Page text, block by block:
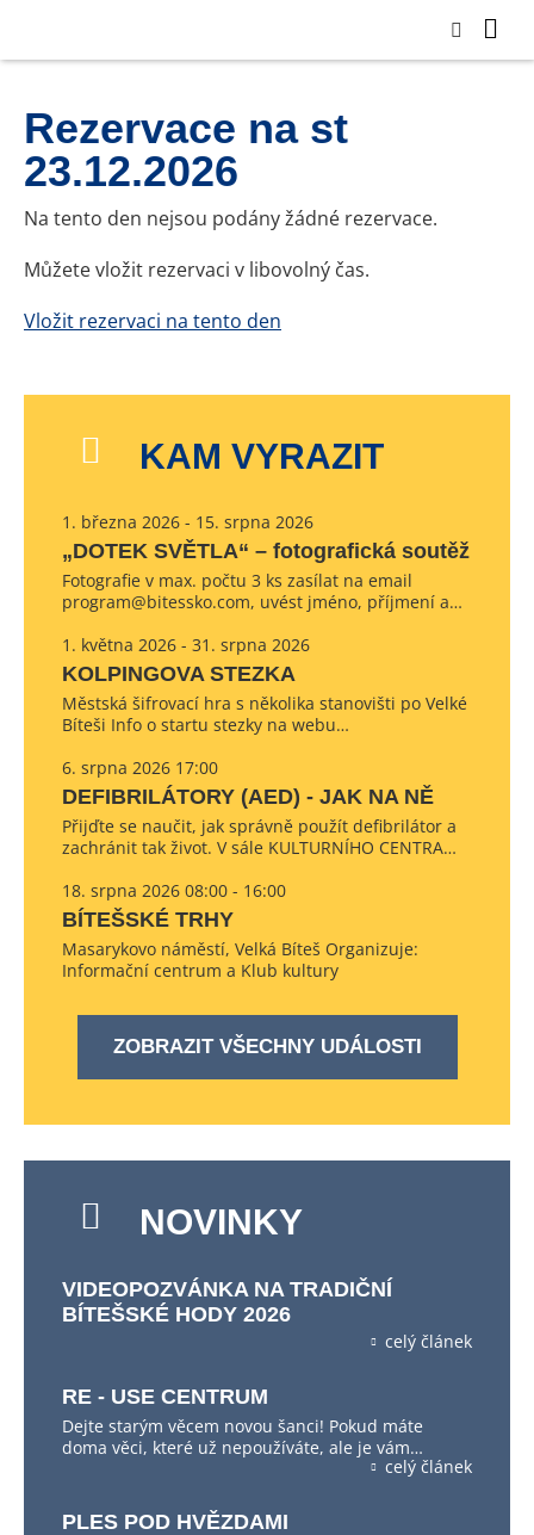
Rezervace na st
23.12.2026
Na tento den nejsou podány žádné rezervace.
Můžete vložit rezervaci v libovolný čas.
Vložit rezervaci na tento den
KAM VYRAZIT
1. března 2026 - 15. srpna 2026
„DOTEK SVĚTLA“ – fotografická soutěž
Fotografie v max. počtu 3 ks zasílat na email
program@bitessko.com, uvést jméno, příjmení a…
1. května 2026 - 31. srpna 2026
KOLPINGOVA STEZKA
Městská šifrovací hra s několika stanovišti po Velké
Bíteši Info o startu stezky na webu…
6. srpna 2026 17:00
DEFIBRILÁTORY (AED) - JAK NA NĚ
Přijďte se naučit, jak správně použít defibrilátor a
zachránit tak život. V sále KULTURNÍHO CENTRA…
18. srpna 2026 08:00 - 16:00
BÍTEŠSKÉ TRHY
Masarykovo náměstí, Velká Bíteš Organizuje:
Informační centrum a Klub kultury
ZOBRAZIT VŠECHNY UDÁLOSTI
NOVINKY
VIDEOPOZVÁNKA NA TRADIČNÍ
BÍTEŠSKÉ HODY 2026
celý článek
RE - USE CENTRUM
Dejte starým věcem novou šanci! Pokud máte
doma věci, které už nepoužíváte, ale je vám…
celý článek
PLES POD HVĚZDAMI